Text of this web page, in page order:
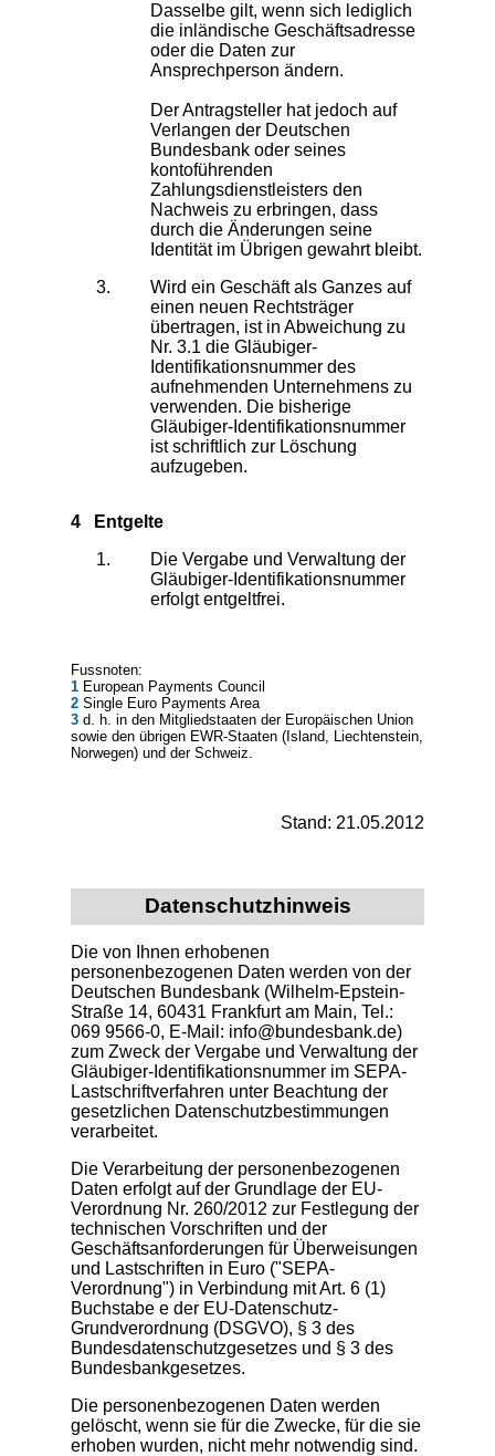
Dasselbe gilt, wenn sich lediglich
die inländische Geschäftsadresse
oder die Daten zur
Ansprechperson ändern.
Der Antragsteller hat jedoch auf
Verlangen der Deutschen
Bundesbank oder seines
kontoführenden
Zahlungsdienstleisters den
Nachweis zu erbringen, dass
durch die Änderungen seine
Identität im Übrigen gewahrt bleibt.
Wird ein Geschäft als Ganzes auf
einen neuen Rechtsträger
übertragen, ist in Abweichung zu
Nr. 3.1 die Gläubiger-
Identifikationsnummer des
aufnehmenden Unternehmens zu
verwenden. Die bisherige
Gläubiger-Identifikationsnummer
ist schriftlich zur Löschung
aufzugeben.
4 Entgelte
Die Vergabe und Verwaltung der
Gläubiger-Identifikationsnummer
erfolgt entgeltfrei.
Fussnoten:
1 European Payments Council
2 Single Euro Payments Area
3 d. h. in den Mitgliedstaaten der Europäischen Union
sowie den übrigen EWR-Staaten (Island, Liechtenstein,
Norwegen) und der Schweiz.
Stand: 21.05.2012
Datenschutzhinweis
Die von Ihnen erhobenen
personenbezogenen Daten werden von der
Deutschen Bundesbank (Wilhelm-Epstein-
Straße 14, 60431 Frankfurt am Main, Tel.:
069 9566-0, E-Mail: info@bundesbank.de)
zum Zweck der Vergabe und Verwaltung der
Gläubiger-Identifikationsnummer im SEPA-
Lastschriftverfahren unter Beachtung der
gesetzlichen Datenschutzbestimmungen
verarbeitet.
Die Verarbeitung der personenbezogenen
Daten erfolgt auf der Grundlage der EU-
Verordnung Nr. 260/2012 zur Festlegung der
technischen Vorschriften und der
Geschäftsanforderungen für Überweisungen
und Lastschriften in Euro ("SEPA-
Verordnung") in Verbindung mit Art. 6 (1)
Buchstabe e der EU-Datenschutz-
Grundverordnung (DSGVO), § 3 des
Bundesdatenschutzgesetzes und § 3 des
Bundesbankgesetzes.
Die personenbezogenen Daten werden
gelöscht, wenn sie für die Zwecke, für die sie
erhoben wurden, nicht mehr notwendig sind.